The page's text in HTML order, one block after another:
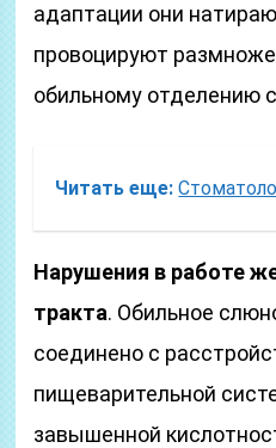
адаптации они
провоцируют
обильному отделению
Читать еще:
Нарушения в работе
тракта. Обильное
соединено с
пищеварительной
завышенной